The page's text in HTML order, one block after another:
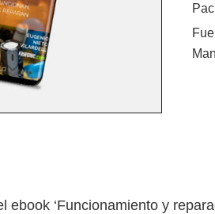
ebook ‘Funcionamiento y